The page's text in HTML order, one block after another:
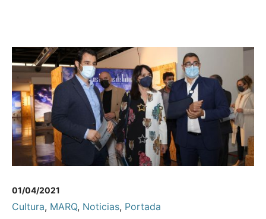
01/04/2021
Cultura, MARQ, Noticias, Portada